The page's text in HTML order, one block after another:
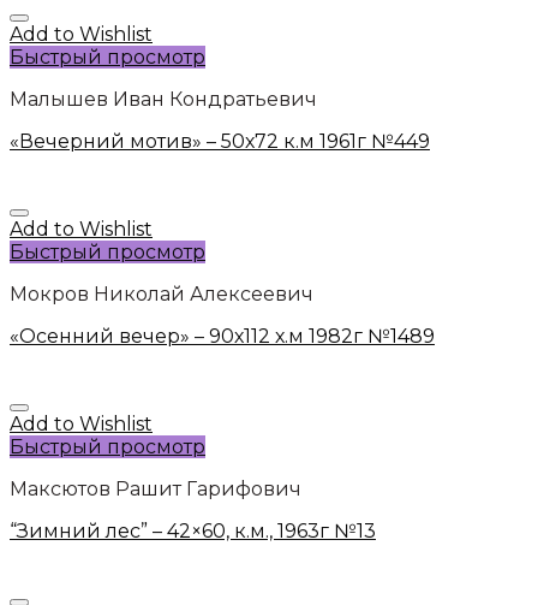
Add to Wishlist
Быстрый просмотр
Малышев Иван Кондратьевич
«Вечерний мотив» – 50х72 к.м 1961г №449
Add to Wishlist
Быстрый просмотр
Мокров Николай Алексеевич
«Осенний вечер» – 90х112 х.м 1982г №1489
Add to Wishlist
Быстрый просмотр
Максютов Рашит Гарифович
“Зимний лес” – 42×60, к.м., 1963г №13